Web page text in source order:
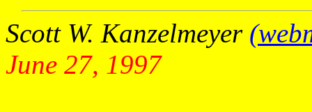
Scott W. Kanzelmeyer
June 27, 1997